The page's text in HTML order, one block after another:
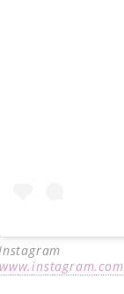
www.instagram.com